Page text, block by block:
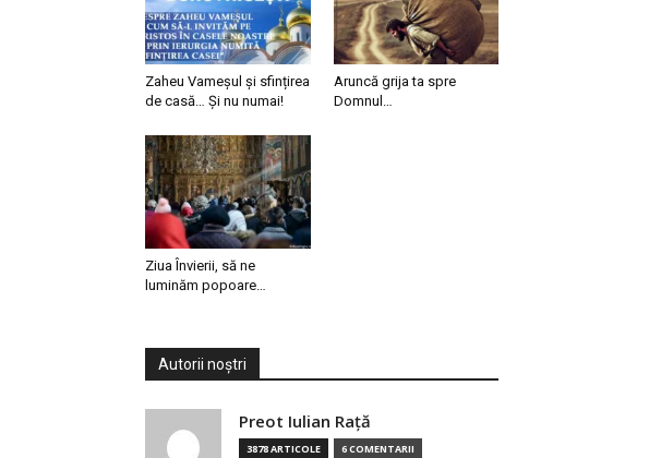
Zaheu Vameșul și sfințirea
de casă… Și nu numai!
Aruncă grija ta spre
Domnul…
Ziua Învierii, să ne
luminăm popoare…
Autorii noștri
Preot Iulian Raţă
3878 ARTICOLE 6 COMENTARII